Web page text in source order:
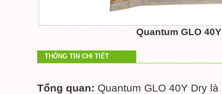
Quantum GLO
THÔNG TIN CHI TIẾT
Tổng quan: Quantum GLO 40Y Dry